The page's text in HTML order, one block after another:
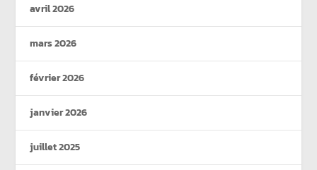
avril 2026
mars 2026
février 2026
janvier 2026
juillet 2025